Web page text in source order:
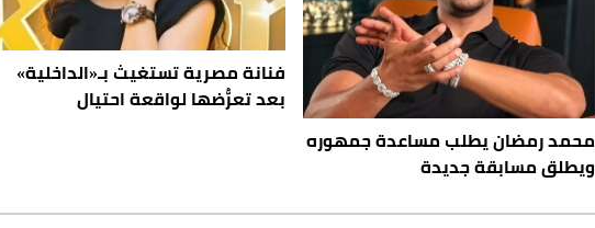
محمد رمضان يطلب مساعدة جمهوره
ويطلق مسابقة جديدة
فنانة مصرية تستغيث بـ«الداخلية»
بعد تعرُّضها لواقعة احتيال